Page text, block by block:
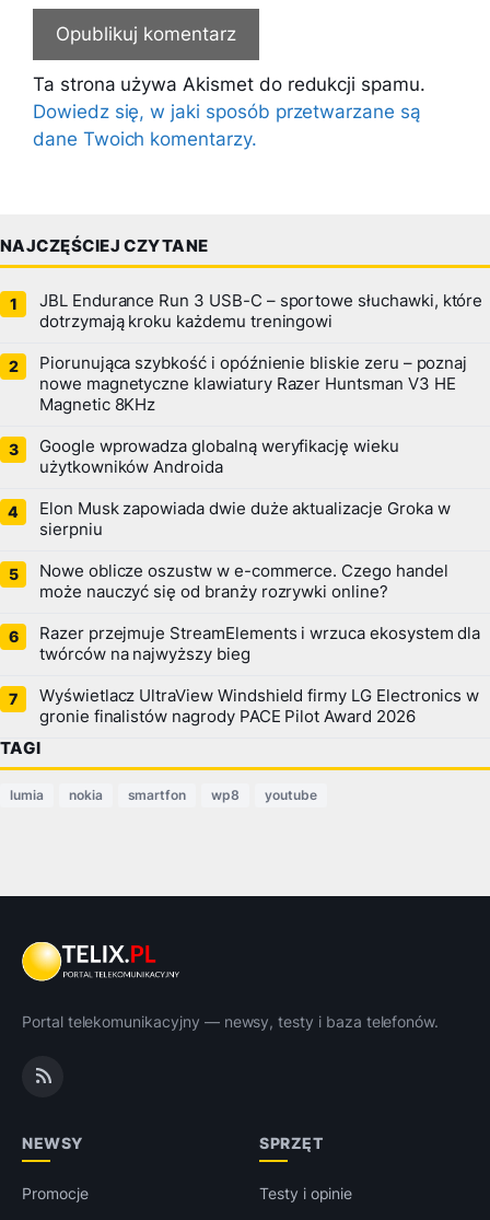
Ta strona używa Akismet do redukcji spamu.
Dowiedz się, w jaki sposób przetwarzane są
dane Twoich komentarzy.
NAJCZĘŚCIEJ CZYTANE
JBL Endurance Run 3 USB-C – sportowe słuchawki, które
dotrzymają kroku każdemu treningowi
Piorunująca szybkość i opóźnienie bliskie zeru – poznaj
nowe magnetyczne klawiatury Razer Huntsman V3 HE
Magnetic 8KHz
Google wprowadza globalną weryfikację wieku
użytkowników Androida
Elon Musk zapowiada dwie duże aktualizacje Groka w
sierpniu
Nowe oblicze oszustw w e-commerce. Czego handel
może nauczyć się od branży rozrywki online?
Razer przejmuje StreamElements i wrzuca ekosystem dla
twórców na najwyższy bieg
Wyświetlacz UltraView Windshield firmy LG Electronics w
gronie finalistów nagrody PACE Pilot Award 2026
TAGI
lumia nokia smartfon wp8 youtube
Portal telekomunikacyjny — newsy, testy i baza telefonów.
NEWSY
Promocje
SPRZĘT
Testy i opinie